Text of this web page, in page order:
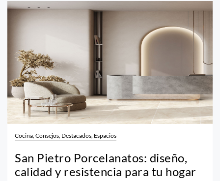
Cocina, Consejos, Destacados, Espacios
San Pietro Porcelanatos: diseño,
calidad y resistencia para tu hogar